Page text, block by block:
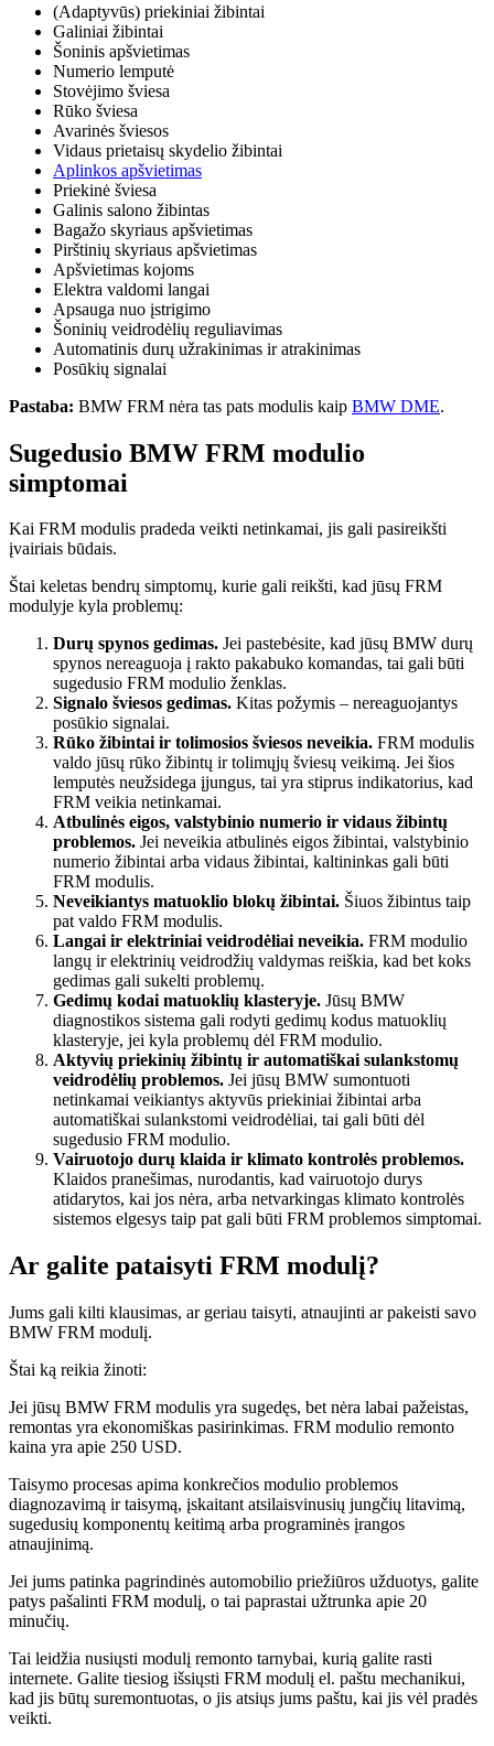
(Adaptyvūs) priekiniai žibintai
Galiniai žibintai
Šoninis apšvietimas
Numerio lemputė
Stovėjimo šviesa
Rūko šviesa
Avarinės šviesos
Vidaus prietaisų skydelio žibintai
Aplinkos apšvietimas
Priekinė šviesa
Galinis salono žibintas
Bagažo skyriaus apšvietimas
Pirštinių skyriaus apšvietimas
Apšvietimas kojoms
Elektra valdomi langai
Apsauga nuo įstrigimo
Šoninių veidrodėlių reguliavimas
Automatinis durų užrakinimas ir atrakinimas
Posūkių signalai
Pastaba: BMW FRM nėra tas pats modulis kaip BMW DME.
Sugedusio BMW FRM modulio
simptomai
Kai FRM modulis pradeda veikti netinkamai, jis gali pasireikšti
įvairiais būdais.
Štai keletas bendrų simptomų, kurie gali reikšti, kad jūsų FRM
modulyje kyla problemų:
Durų spynos gedimas. Jei pastebėsite, kad jūsų BMW durų
spynos nereaguoja į rakto pakabuko komandas, tai gali būti
sugedusio FRM modulio ženklas.
Signalo šviesos gedimas. Kitas požymis – nereaguojantys
posūkio signalai.
Rūko žibintai ir tolimosios šviesos neveikia. FRM modulis
valdo jūsų rūko žibintų ir tolimųjų šviesų veikimą. Jei šios
lemputės neužsidega įjungus, tai yra stiprus indikatorius, kad
FRM veikia netinkamai.
Atbulinės eigos, valstybinio numerio ir vidaus žibintų
problemos. Jei neveikia atbulinės eigos žibintai, valstybinio
numerio žibintai arba vidaus žibintai, kaltininkas gali būti
FRM modulis.
Neveikiantys matuoklio blokų žibintai. Šiuos žibintus taip
pat valdo FRM modulis.
Langai ir elektriniai veidrodėliai neveikia. FRM modulio
langų ir elektrinių veidrodžių valdymas reiškia, kad bet koks
gedimas gali sukelti problemų.
Gedimų kodai matuoklių klasteryje. Jūsų BMW
diagnostikos sistema gali rodyti gedimų kodus matuoklių
klasteryje, jei kyla problemų dėl FRM modulio.
Aktyvių priekinių žibintų ir automatiškai sulankstomų
veidrodėlių problemos. Jei jūsų BMW sumontuoti
netinkamai veikiantys aktyvūs priekiniai žibintai arba
automatiškai sulankstomi veidrodėliai, tai gali būti dėl
sugedusio FRM modulio.
Vairuotojo durų klaida ir klimato kontrolės problemos.
Klaidos pranešimas, nurodantis, kad vairuotojo durys
atidarytos, kai jos nėra, arba netvarkingas klimato kontrolės
sistemos elgesys taip pat gali būti FRM problemos simptomai.
Ar galite pataisyti FRM modulį?
Jums gali kilti klausimas, ar geriau taisyti, atnaujinti ar pakeisti savo
BMW FRM modulį.
Štai ką reikia žinoti:
Jei jūsų BMW FRM modulis yra sugedęs, bet nėra labai pažeistas,
remontas yra ekonomiškas pasirinkimas. FRM modulio remonto
kaina yra apie 250 USD.
Taisymo procesas apima konkrečios modulio problemos
diagnozavimą ir taisymą, įskaitant atsilaisvinusių jungčių litavimą,
sugedusių komponentų keitimą arba programinės įrangos
atnaujinimą.
Jei jums patinka pagrindinės automobilio priežiūros užduotys, galite
patys pašalinti FRM modulį, o tai paprastai užtrunka apie 20
minučių.
Tai leidžia nusiųsti modulį remonto tarnybai, kurią galite rasti
internete. Galite tiesiog išsiųsti FRM modulį el. paštu mechanikui,
kad jis būtų suremontuotas, o jis atsiųs jums paštu, kai jis vėl pradės
veikti.